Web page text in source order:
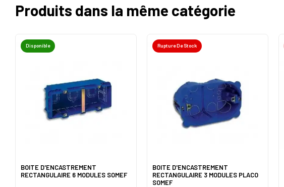
Produits dans la même catégorie
Disponible
BOITE D'ENCASTREMENT
RECTANGULAIRE 6 MODULES SOMEF
Rupture De Stock
BOITE D'ENCASTREMENT
RECTANGULAIRE 3 MODULES PLACO
SOMEF